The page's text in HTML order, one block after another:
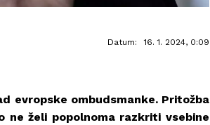
Datum: 16. 1. 2024, 0:09
evropske ombudsmanke. Pritožba
ne želi popolnoma razkriti vsebine